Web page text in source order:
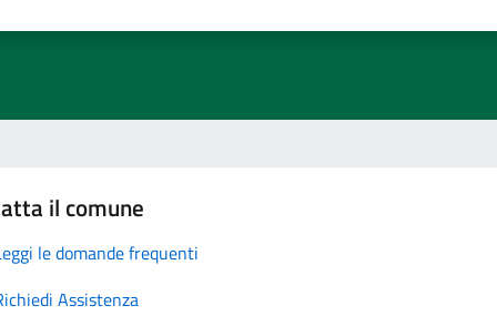
il comune
le domande frequenti
Assistenza